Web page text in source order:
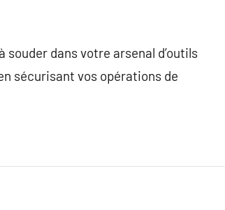
dans votre arsenal d’outils
sécurisant vos opérations de